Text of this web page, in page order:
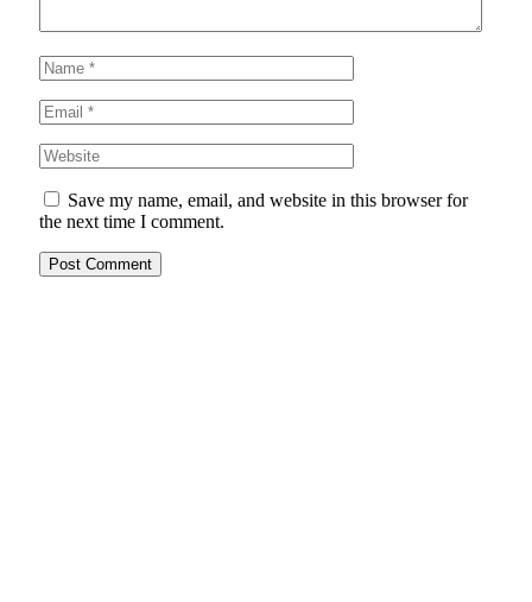
Save my name, email, and website in this browser for
the next time I comment.